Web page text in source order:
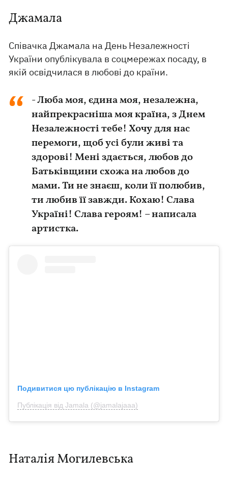
Джамала
Співачка Джамала на День Незалежності
України опублікувала в соцмережах посаду, в
якій освідчилася в любові до країни.
- Люба моя, єдина моя, незалежна,
найпрекрасніша моя країна, з Днем
Незалежності тебе! Хочу для нас
перемоги, щоб усі були живі та
здорові! Мені здається, любов до
Батьківщини схожа на любов до
мами. Ти не знаєш, коли її полюбив,
ти любив її завжди. Кохаю! Слава
Україні! Слава героям! – написала
артистка.
Подивитися цю публікацію в Instagram
Публікація від Jamala (@jamalajaaa)
Наталія Могилевська